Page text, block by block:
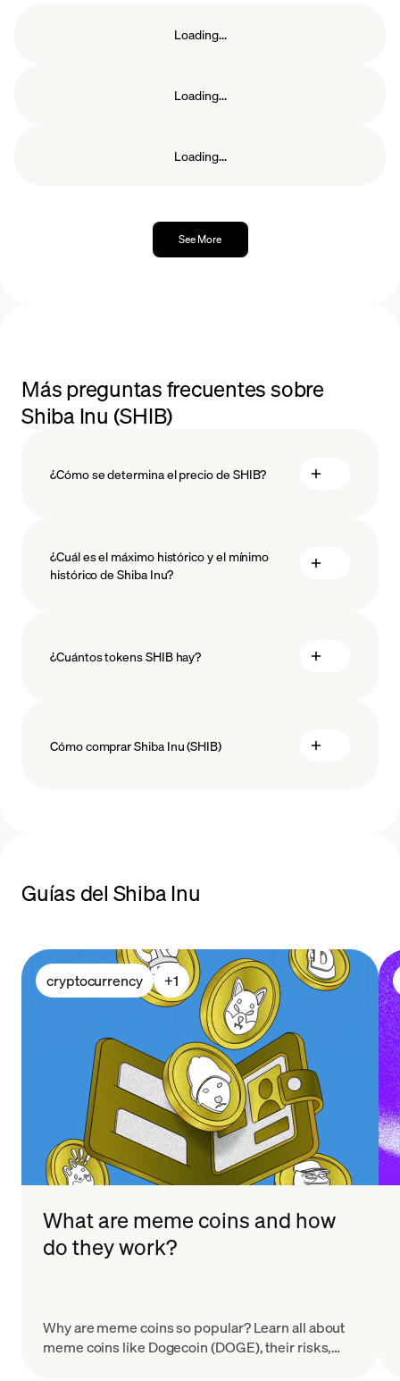
bajo del año en $0.000006582 a mediados de
Loading...
Loading...
Loading...
See More
Más preguntas frecuentes sobre
Shiba Inu (SHIB)
¿Cómo se determina el precio de SHIB?
tecnología blockchain
¿Cuál es el máximo histórico y el mínimo
histórico de Shiba Inu?
¿Cuántos tokens SHIB hay?
Cómo comprar Shiba Inu (SHIB)
Guías del Shiba Inu
cryptocurrency +1
What are meme coins and how
do they work?
Why are meme coins so popular? Learn all about
meme coins like Dogecoin (DOGE), their risks,